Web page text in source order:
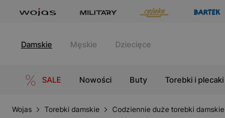
Damskie Męskie Dziecięce
SALE Nowości Buty Torebki i plecaki
Wojas Torebki damskie Codziennie duże torebki damskie